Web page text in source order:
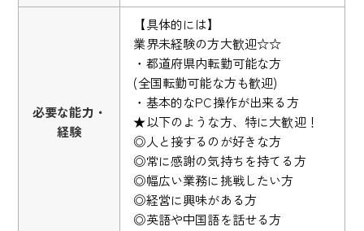
必要な能力・
経験
【具体的には】
業界未経験の方大歓迎☆☆
・都道府県内転勤可能な方
(全国転勤可能な方も歓迎)
・基本的なPC操作が出来る方
★以下のような方、特に大歓迎！
◎人と接するのが好きな方
◎常に感謝の気持ちを持てる方
◎幅広い業務に挑戦したい方
◎経営に興味がある方
◎英語や中国語を話せる方